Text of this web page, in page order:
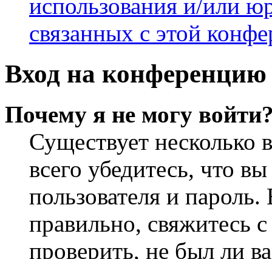
использования и/или
связанных с этой
Вход на конференцию
Почему я не могу
Существует
всего убедитесь, что
пользователя и
правильно, свяжитесь
проверить, не был ли